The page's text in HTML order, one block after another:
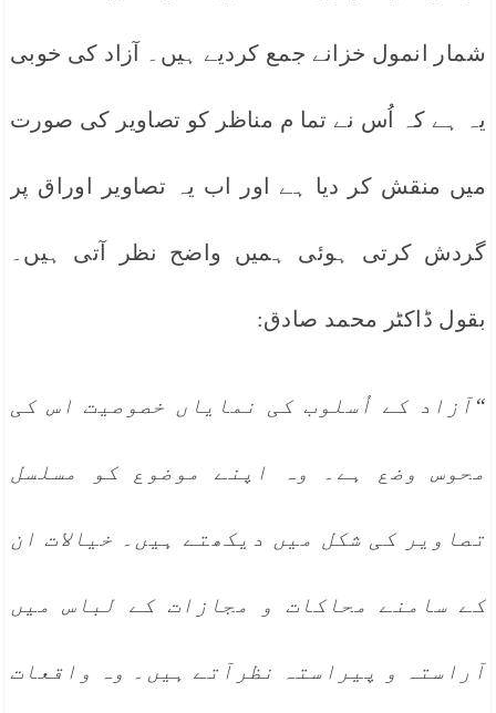
شمار انمول خزانے جمع کردیے ہیں۔ آزاد کی خوبی
یہ ہے کہ اُس نے تما م مناظر کو تصاویر کی صورت
میں منقش کر دیا ہے اور اب یہ تصاویر اوراق پر
گردش کرتی ہوئی ہمیں واضح نظر آتی ہیں۔
بقول ڈاکٹر محمد صادق:
“آزاد کے اُسلوب کی نمایاں خصوصیت اس کی
محوس وضع ہے۔ وہ اپنے موضوع کو مسلسل
تصاویر کی شکل میں دیکھتے ہیں۔ خیالات ان
کے سامنے محاکات و مجازات کے لباس میں
آراستہ و پیراستہ نظرآتے ہیں۔ وہ واقعات